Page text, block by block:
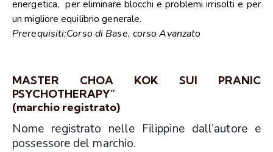
energetica, per eliminare blocchi e problemi irrisolti e per
un migliore equilibrio generale.
Prerequisiti:Corso di Base, corso Avanzato
MASTER CHOA KOK SUI PRANIC
PSYCHOTHERAPY”
(marchio registrato)
Nome registrato nelle Filippine dall’autore e
possessore del marchio.